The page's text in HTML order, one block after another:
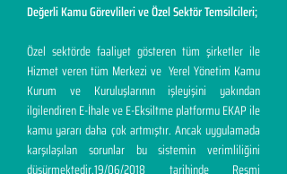
Değerli Kamu Görevlileri ve Özel Sektör Temsilcileri;
Özel sektörde faaliyet gösteren tüm şirketler ile
Hizmet veren tüm Merkezi ve Yerel Yönetim Kamu
Kurum ve Kuruluşlarının işleyişini yakından
ilgilendiren E-İhale ve E-Eksiltme platformu EKAP ile
kamu yararı daha çok artmıştır. Ancak uygulamada
karşılaşılan sorunlar bu sistemin verimliliğini
düşürmektedir.19/06/2018 tarihinde Resmi